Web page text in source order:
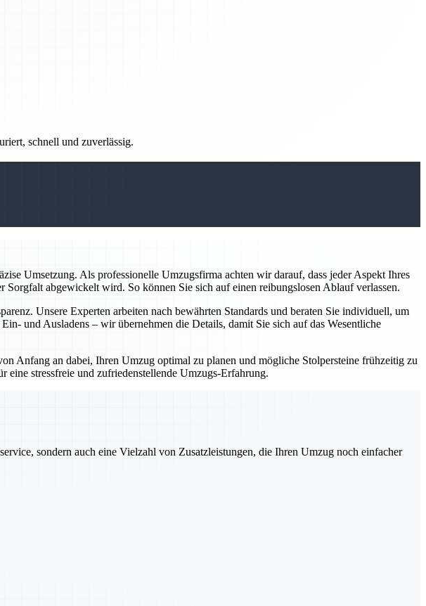
schnell und zuverlässig.
Umsetzung. Als professionelle Umzugsfirma achten wir darauf, dass jeder Aspekt Ihres
abgewickelt wird. So können Sie sich auf einen reibungslosen Ablauf verlassen.
Unsere Experten arbeiten nach bewährten Standards und beraten Sie individuell, um
und Ausladens – wir übernehmen die Details, damit Sie sich auf das Wesentliche
Anfang an dabei, Ihren Umzug optimal zu planen und mögliche Stolpersteine frühzeitig zu
stressfreie und zufriedenstellende Umzugs-Erfahrung.
sondern auch eine Vielzahl von Zusatzleistungen, die Ihren Umzug noch einfacher